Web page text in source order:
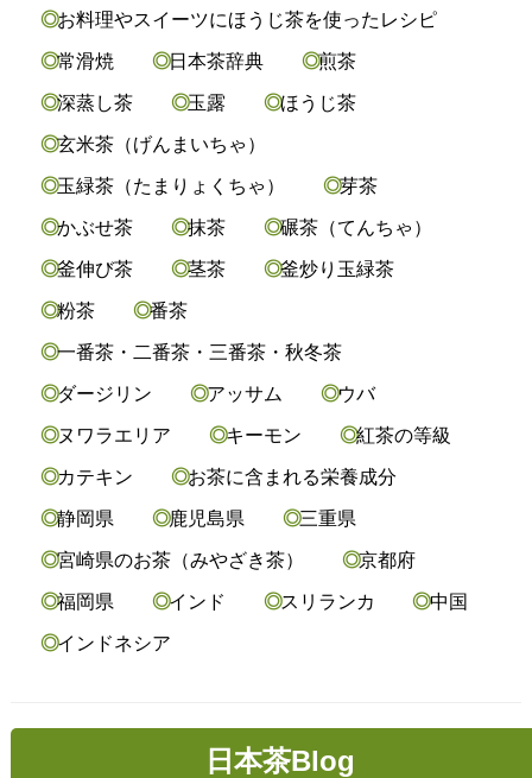
お料理やスイーツにほうじ茶を使ったレシピ
常滑焼 日本茶辞典 煎茶
深蒸し茶 玉露 ほうじ茶
玄米茶（げんまいちゃ）
玉緑茶（たまりょくちゃ） 芽茶
かぶせ茶 抹茶 碾茶（てんちゃ）
釜伸び茶 茎茶 釜炒り玉緑茶
粉茶 番茶
一番茶・二番茶・三番茶・秋冬茶
ダージリン アッサム ウバ
ヌワラエリア キーモン 紅茶の等級
カテキン お茶に含まれる栄養成分
静岡県 鹿児島県 三重県
宮崎県のお茶（みやざき茶） 京都府
福岡県 インド スリランカ 中国
インドネシア
日本茶Blog